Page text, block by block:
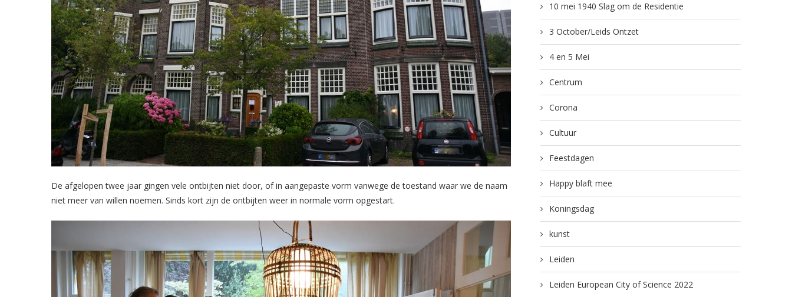
De afgelopen twee jaar gingen vele ontbijten niet door, of in aangepaste vorm vanwege de toestand waar we de naam
niet meer van willen noemen. Sinds kort zijn de ontbijten weer in normale vorm opgestart.
10 mei 1940 Slag om de Residentie
3 October/Leids Ontzet
4 en 5 Mei
Centrum
Corona
Cultuur
Feestdagen
Happy blaft mee
Koningsdag
kunst
Leiden
Leiden European City of Science 2022